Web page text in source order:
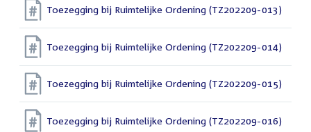
Toezegging bij Ruimtelijke Ordening (TZ202209-013)
Toezegging bij Ruimtelijke Ordening (TZ202209-014)
Toezegging bij Ruimtelijke Ordening (TZ202209-015)
Toezegging bij Ruimtelijke Ordening (TZ202209-016)